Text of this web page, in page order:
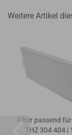
Weitere Artikel
Filter passend
THZ 304 404 |